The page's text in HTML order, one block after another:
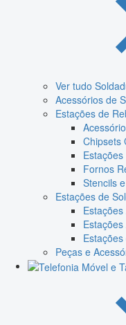
Ver tudo
Acessórios de
Estações de
Chipsets
Fornos
Stencils
Estações de
Peças e